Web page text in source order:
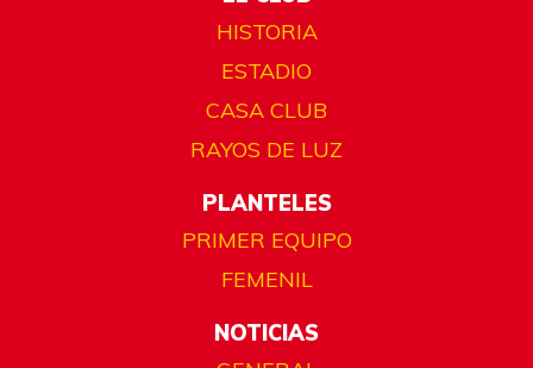
HISTORIA
ESTADIO
CASA CLUB
RAYOS DE LUZ
PLANTELES
PRIMER EQUIPO
FEMENIL
NOTICIAS